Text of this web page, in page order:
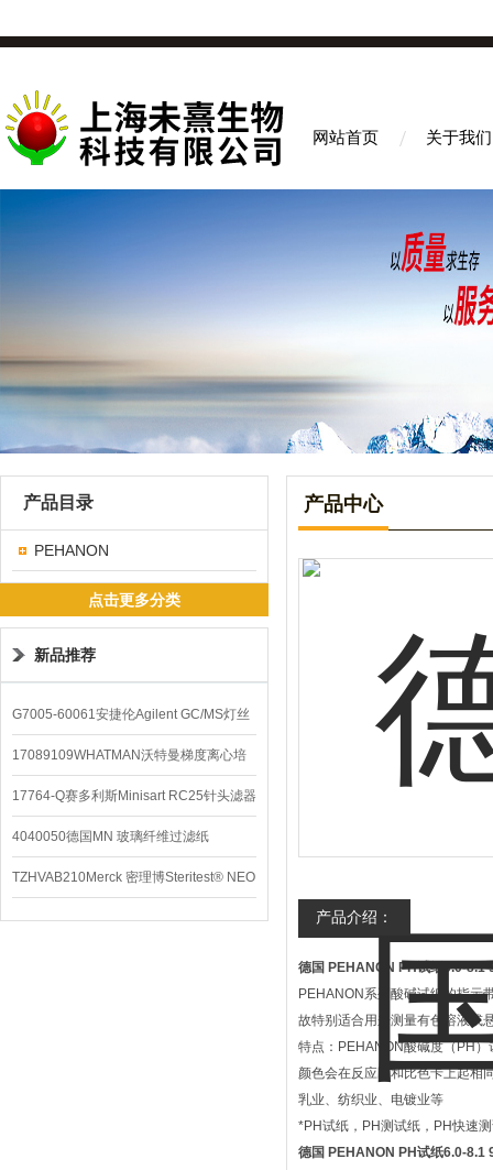
网站首页 关于我们
产品目录
PEHANON
点击更多分类
新品推荐
G7005-60061安捷伦Agilent GC/MS灯丝
配件
17089109WHATMAN沃特曼梯度离心培
养基
17764-Q赛多利斯Minisart RC25针头滤器
4040050德国MN 玻璃纤维过滤纸
TZHVAB210Merck 密理博Steritest® NEO
设备
产品中心
产品介绍：
德国 PEHANON PH试纸6.0-8.1
PEHANON系列酸碱试纸的指示
故特别适合用来测量有色溶液或
特点：PEHANON酸碱度（PH
颜色会在反应区和比色卡上起相
乳业、纺织业、电镀业等
*PH试纸，PH测试纸，PH快速
德国 PEHANON PH试纸6.0-8.1